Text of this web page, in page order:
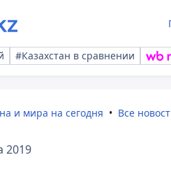
#Казахстан в сравнении
и мира на сегодня Все
2019